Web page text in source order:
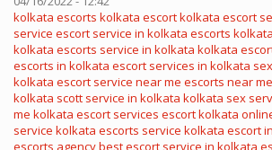
kolkata escorts kolkata escortkolkata escort
service escort service in kolkata escorts kolkata
kolkata escorts service in kolkata kolkata
escorts in kolkata escort services in kolkata
kolkata escort service near me escorts near me
kolkata scott service in kolkata kolkata sex
me kolkata escort services escort kolkata
service kolkata escorts service kolkata escort
escorts agencybest escort service in kolkata